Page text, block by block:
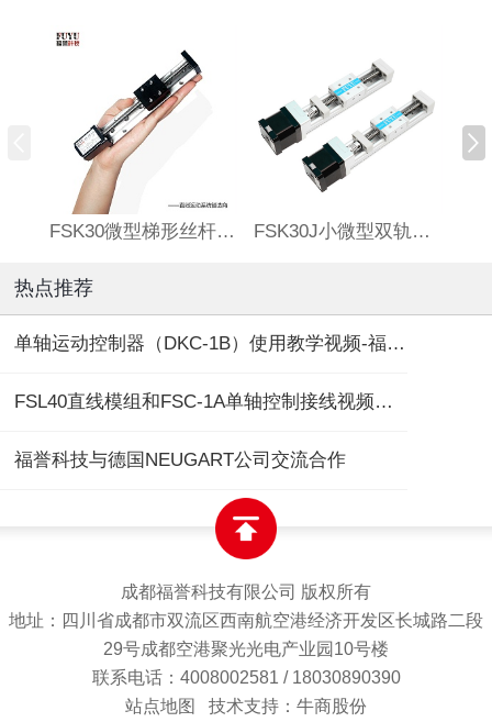
FSK30微型梯形丝杆滑台 FSK30J小微型双轨丝杆直线模组
热点推荐
单轴运动控制器（DKC-1B）使用教学视频-福誉专用
FSL40直线模组和FSC-1A单轴控制接线视频教程
福誉科技与德国NEUGART公司交流合作
成都福誉科技有限公司 版权所有
地址：四川省成都市双流区西南航空港经济开发区长城路二段
29号成都空港聚光光电产业园10号楼
联系电话：4008002581 / 18030890390
站点地图
技术支持：牛商股份